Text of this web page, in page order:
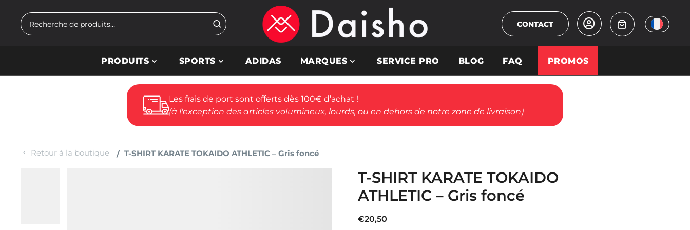
Rechercher
CONTACT
PRODUITS SPORTS ADIDAS MARQUES SERVICE PRO BLOG FAQ PROMOS
Les frais de port sont offerts dès 100€ d’achat !
(à l'exception des articles volumineux, lourds, ou en dehors de notre zone de livraison)
Retour à la boutique T-SHIRT KARATE TOKAIDO ATHLETIC – Gris foncé
T-SHIRT KARATE TOKAIDO
ATHLETIC – Gris foncé
€20,50